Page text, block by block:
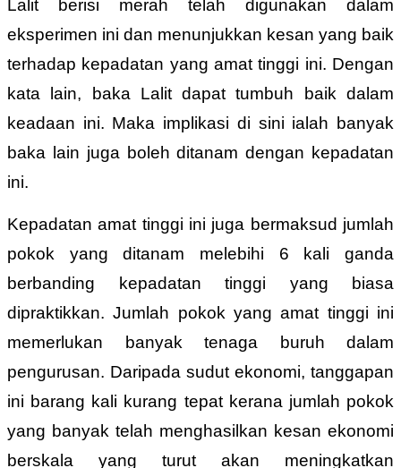
Lalit berisi merah telah digunakan dalam
eksperimen ini dan menunjukkan kesan yang baik
terhadap kepadatan yang amat tinggi ini. Dengan
kata lain, baka Lalit dapat tumbuh baik dalam
keadaan ini. Maka implikasi di sini ialah banyak
baka lain juga boleh ditanam dengan kepadatan
ini.
Kepadatan amat tinggi ini juga bermaksud jumlah
pokok yang ditanam melebihi 6 kali ganda
berbanding kepadatan tinggi yang biasa
dipraktikkan. Jumlah pokok yang amat tinggi ini
memerlukan banyak tenaga buruh dalam
pengurusan. Daripada sudut ekonomi, tanggapan
ini barang kali kurang tepat kerana jumlah pokok
yang banyak telah menghasilkan kesan ekonomi
berskala yang turut akan meningkatkan